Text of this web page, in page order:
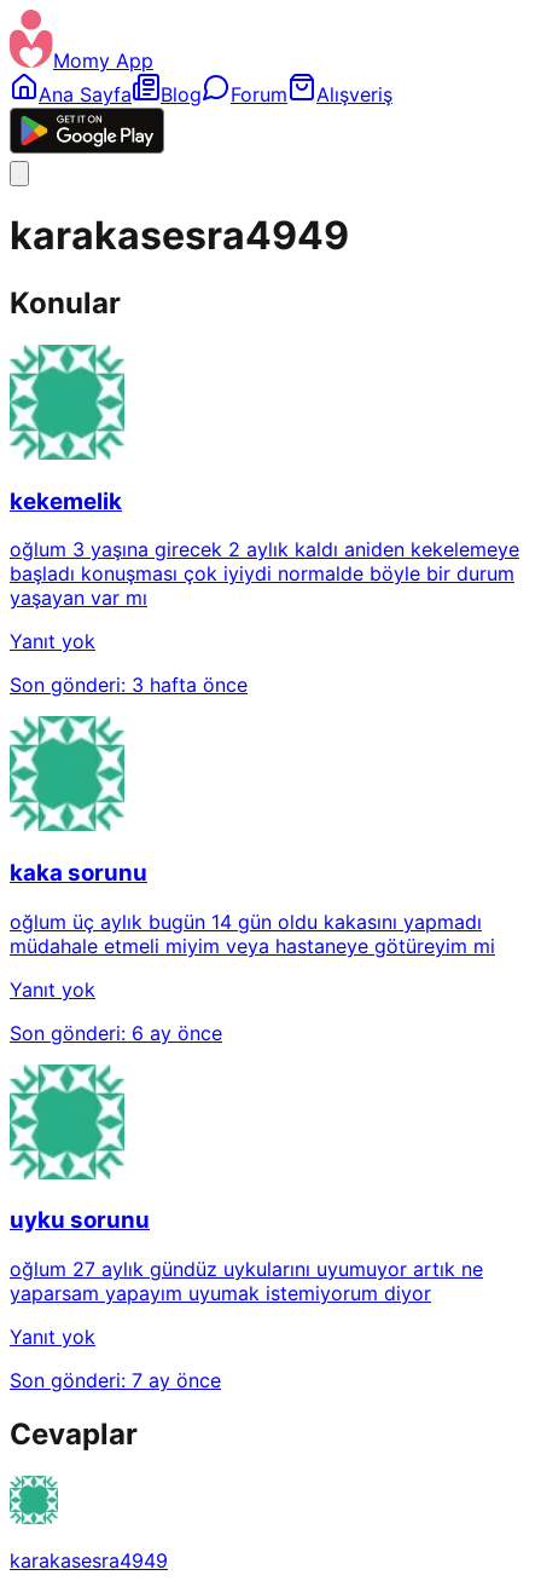
Momy App
Ana Sayfa
Blog Forum Alışveriş
karakasesra4949
Konular
kekemelik
oğlum 3 yaşına girecek 2 aylık kaldı aniden kekelemeye
başladı konuşması çok iyiydi normalde böyle bir durum
yaşayan var mı
Yanıt yok
Son gönderi: 3 hafta önce
kaka sorunu
oğlum üç aylık bugün 14 gün oldu kakasını yapmadı
müdahale etmeli miyim veya hastaneye götüreyim mi
Yanıt yok
Son gönderi: 6 ay önce
uyku sorunu
oğlum 27 aylık gündüz uykularını uyumuyor artık ne
yaparsam yapayım uyumak istemiyorum diyor
Yanıt yok
Son gönderi: 7 ay önce
Cevaplar
karakasesra4949